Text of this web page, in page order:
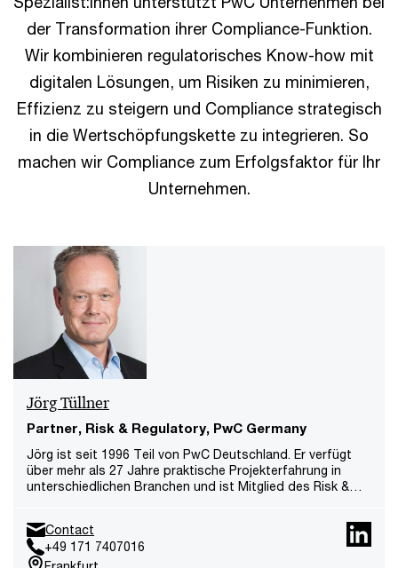
der Transformation ihrer Compliance-Funktion.
Wir kombinieren regulatorisches Know-how mit
digitalen Lösungen, um Risiken zu minimieren,
Effizienz zu steigern und Compliance strategisch
in die Wertschöpfungskette zu integrieren. So
machen wir Compliance zum Erfolgsfaktor für Ihr
Unternehmen.
Jörg Tüllner
Partner, Risk & Regulatory, PwC Germany
Jörg ist seit 1996 Teil von PwC Deutschland. Er verfügt
über mehr als 27 Jahre praktische Projekterfahrung in
unterschiedlichen Branchen und ist Mitglied des Risk &
internationalen Projekten zu Governance, Risk &
Compliance.
Contact
+49 171 7407016